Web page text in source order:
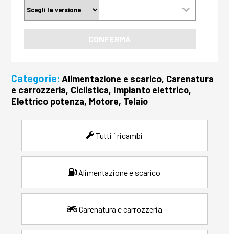
CONFERMA
Categorie: Alimentazione e scarico, Carenatura
e carrozzeria, Ciclistica, Impianto elettrico,
Elettrico potenza, Motore, Telaio
Tutti i ricambi
Alimentazione e scarico
Carenatura e carrozzeria